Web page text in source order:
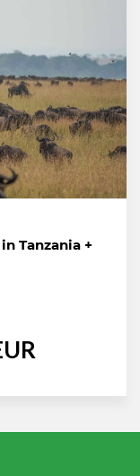
Tanzania +